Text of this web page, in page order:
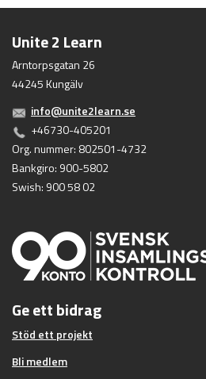
Unite 2 Learn
Arntorpsgatan 26
44245 Kungälv
info@unite2learn.se
+46730-405201
Org. nummer: 802501-4732
Bankgiro: 900-5802
Swish: 900 58 02
Ge ett bidrag
Stöd ett projekt
Bli medlem